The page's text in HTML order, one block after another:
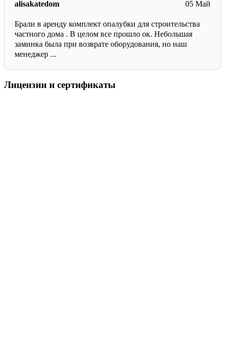
05 Май
alisakatedom
Брали в аренду комплект опалубки для строительства
частного дома . В целом все прошло ок. Небольшая
заминка была при возврате оборудования, но наш
менеджер ...
Лицензии и сертификаты